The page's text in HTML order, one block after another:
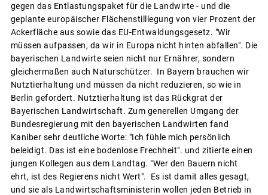
gegen das Entlastungspaket für die Landwirte - und die
geplante europäischer Flächenstilllegung von vier Prozent der
Ackerfläche aus sowie das EU-Entwaldungsgesetz. "Wir
müssen aufpassen, da wir in Europa nicht hinten abfallen". Die
bayerischen Landwirte seien nicht nur Ernährer, sondern
gleichermaßen auch Naturschützer. In Bayern brauchen wir
Nutztierhaltung und müssen da nicht reduzieren, so wie in
Berlin gefordert. Nutztierhaltung ist das Rückgrat der
Bayerischen Landwirtschaft. Zum generellen Umgang der
Bundesregierung mit den bayerischen Landwirten fand
Kaniber sehr deutliche Worte: "Ich fühle mich persönlich
beleidigt. Das ist eine bodenlose Frechheit". und zitierte einen
jungen Kollegen aus dem Landtag. "Wer den Bauern nicht
ehrt, ist des Regierens nicht Wert". Es ist damit alles gesagt,
und sie als Landwirtschaftsministerin wollen jeden Betrieb in